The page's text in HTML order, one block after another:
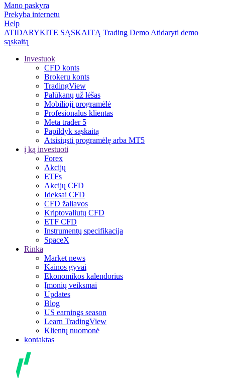
Mano paskyra
Prekyba internetu
Help
ATIDARYKITE SĄSKAITĄ Trading Demo Atidaryti demo
sąskaitą
Investuok
CFD konts
Brokeru konts
TradingView
Palūkanų už lėšas
Mobilioji programėlė
Profesionalus klientas
Meta trader 5
Papildyk sąskaitą
Atsisiųsti programėlę arba MT5
į ką investuoti
Forex
Akcijų
ETFs
Akcijų CFD
Ideksai CFD
CFD žaliavos
Kriptovaliutų CFD
ETF CFD
Instrumentų specifikacija
SpaceX
Rinka
Market news
Kainos gyvai
Ekonomikos kalendorius
Įmonių veiksmai
Updates
Blog
US earnings season
Learn TradingView
Klientų nuomonė
kontaktas